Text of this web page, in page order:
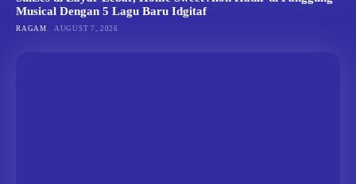
Musical Dengan 5 Lagu Baru Idgitaf
RAGAM AUGUST 7, 2026